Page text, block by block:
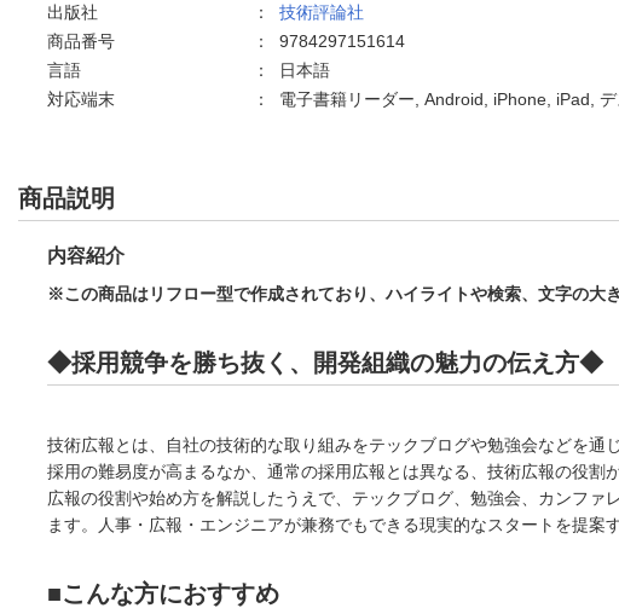
出版社
： 技術評論社
商品番号
： 9784297151614
言語
：
日本語
対応端末
： 電子書籍リーダー, Android, iPhone, iPad,
商品説明
内容紹介
※この商品はリフロー型で作成されており、ハイライトや検索、文字の大
◆採用競争を勝ち抜く、開発組織の魅力の伝え方◆
技術広報とは、自社の技術的な取り組みをテックブログや勉強会などを
採用の難易度が高まるなか、通常の採用広報とは異なる、技術広報の役
広報の役割や始め方を解説したうえで、テックブログ、勉強会、カンフ
ます。人事・広報・エンジニアが兼務でもできる現実的なスタートを提案
■こんな方におすすめ